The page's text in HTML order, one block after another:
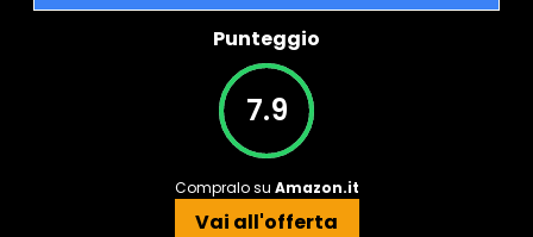
Punteggio
7.9
Compralo su Amazon.it
Vai all'offerta